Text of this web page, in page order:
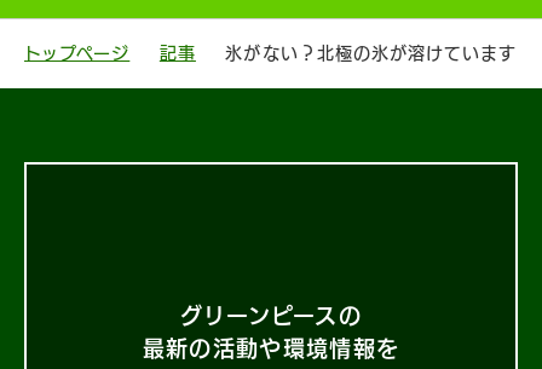
トップページ 記事 氷がない？北極の氷が溶けています
グリーンピースの
最新の活動や環境情報を